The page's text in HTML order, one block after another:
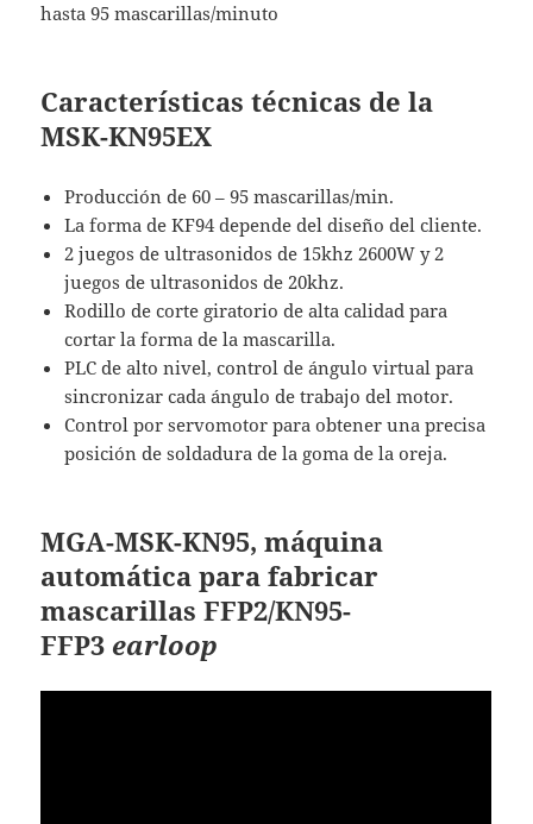
hasta 95 mascarillas/minuto
Características técnicas de la
MSK-KN95EX
Producción de 60 – 95 mascarillas/min.
La forma de KF94 depende del diseño del cliente.
2 juegos de ultrasonidos de 15khz 2600W y 2
juegos de ultrasonidos de 20khz.
Rodillo de corte giratorio de alta calidad para
cortar la forma de la mascarilla.
PLC de alto nivel, control de ángulo virtual para
sincronizar cada ángulo de trabajo del motor.
Control por servomotor para obtener una precisa
posición de soldadura de la goma de la oreja.
MGA-MSK-KN95, máquina
automática para fabricar
mascarillas FFP2/KN95-
FFP3 earloop